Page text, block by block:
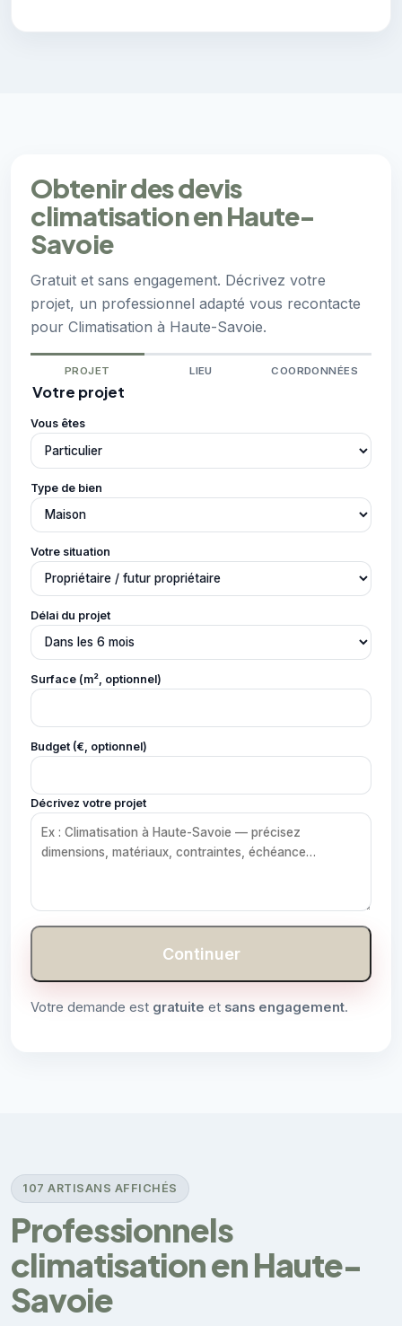
Obtenir des devis
climatisation en Haute-
Savoie
Gratuit et sans engagement. Décrivez votre
projet, un professionnel adapté vous recontacte
pour Climatisation à Haute-Savoie.
PROJET LIEU COORDONNÉES
Votre projet
Vous êtes
Type de bien
Votre situation
Délai du projet
Surface (m², optionnel)
Budget (€, optionnel)
Décrivez votre projet
Continuer
Votre demande est gratuite et sans engagement.
107 ARTISANS AFFICHÉS
Professionnels
climatisation en Haute-
Savoie